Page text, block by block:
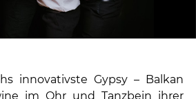
innovativste Gypsy – Balkan
im Ohr und Tanzbein ihrer